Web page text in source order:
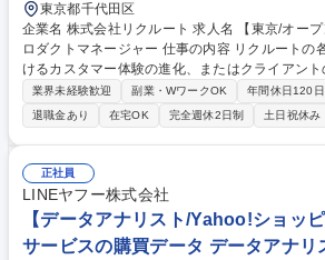
東京都千代田区
企業名 株式会社リクルート 求人名 【東京/オープンポジション】シニアプ
ロダクトマネージャー 仕事の内容 リクルートの各プラットフォームにお
けるカスタマー体験の進化、またはクライアン
テクノロジーの両面からリードいただきます。具
■事業戦略に基づいたプロダクトロードマップの
ダクトビジョンの定義 ■「固定課金から従量課金
スモデルの根幹にかかわるだ規模プロジェクト
サイエンスを駆使した、全く新しいユーザー体験
験等)の創出 【仕事の変更範囲】：当社業務全般 募集職種 【東京/オープ
ンポジション】シニアプロダクトマネージャー
業界未経験歓迎 副業・WワークOK 年間休日120
退職金あり
在宅OK 完全週休2日制 土日祝休み
正社員
LINEヤフー株式会社
【データアナリスト/Yahoo!ショッ
サービスの購買データ データアナリ